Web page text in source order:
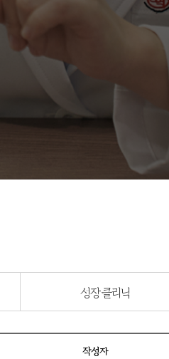
성장클리닉
작성자